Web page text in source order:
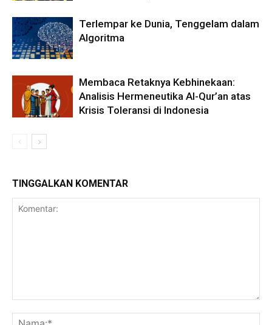
Terlempar ke Dunia, Tenggelam dalam
Algoritma
Membaca Retaknya Kebhinekaan:
Analisis Hermeneutika Al-Qur’an atas
Krisis Toleransi di Indonesia
TINGGALKAN KOMENTAR